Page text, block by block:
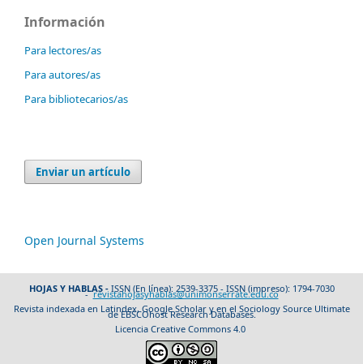
Información
Para lectores/as
Para autores/as
Para bibliotecarios/as
Enviar un artículo
Open Journal Systems
HOJAS Y HABLAS - ISSN (En línea): 2539-3375 - ISSN (impreso): 1794-7030
-revistahojasyhablas@unimonserrate.edu.co
Revista indexada en Latindex, Google Scholar y en el Sociology Source Ultimate
de EBSCOhost Research Databases.
Licencia Creative Commons 4.0